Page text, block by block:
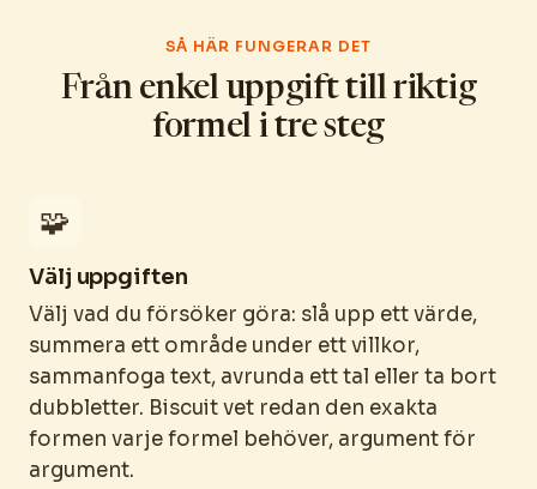
SÅ HÄR FUNGERAR DET
Från enkel uppgift till riktig
formel i tre steg
🧩
Välj uppgiften
Välj vad du försöker göra: slå upp ett värde,
summera ett område under ett villkor,
sammanfoga text, avrunda ett tal eller ta bort
dubbletter. Biscuit vet redan den exakta
formen varje formel behöver, argument för
argument.